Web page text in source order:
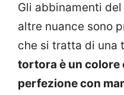
Gli abbinamenti
altre nuance sono
che si tratta di una
tortora è un colore
perfezione con